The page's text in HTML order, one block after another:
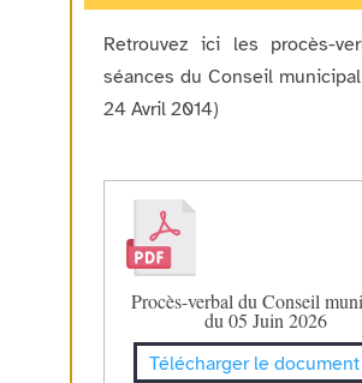
Retrouvez ici les procès-
séances du Conseil municipal
24 Avril 2014)
Procès-verbal du Conseil
du 05 Juin 2026
Télécharger le document